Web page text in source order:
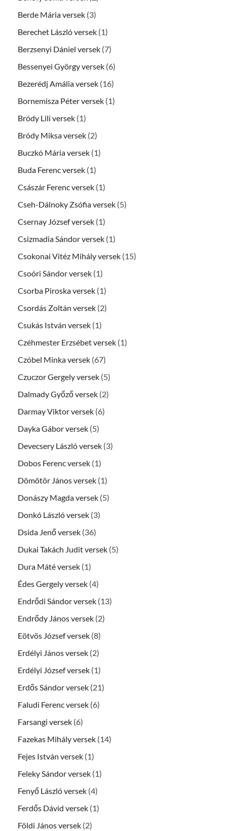
Berde Mária versek (3)
Berechet László versek (1)
Berzsenyi Dániel versek (7)
Bessenyei György versek (6)
Bezerédj Amália versek (16)
Bornemisza Péter versek (1)
Bródy Lili versek (1)
Bródy Miksa versek (2)
Buczkó Mária versek (1)
Buda Ferenc versek (1)
Császár Ferenc versek (1)
Cseh-Dálnoky Zsófia versek (5)
Csernay József versek (1)
Csizmadia Sándor versek (1)
Csokonai Vitéz Mihály versek (15)
Csoóri Sándor versek (1)
Csorba Piroska versek (1)
Csordás Zoltán versek (2)
Csukás István versek (1)
Czéhmester Erzsébet versek (1)
Czóbel Minka versek (67)
Czuczor Gergely versek (5)
Dalmady Győző versek (2)
Darmay Viktor versek (6)
Dayka Gábor versek (5)
Devecsery László versek (3)
Dobos Ferenc versek (1)
Dömötör János versek (1)
Donászy Magda versek (5)
Donkó László versek (3)
Dsida Jenő versek (36)
Dukai Takách Judit versek (5)
Dura Máté versek (1)
Édes Gergely versek (4)
Endrődi Sándor versek (13)
Endrődy János versek (2)
Eötvös József versek (8)
Erdélyi János versek (2)
Erdélyi József versek (1)
Erdős Sándor versek (21)
Faludi Ferenc versek (6)
Farsangi versek (6)
Fazekas Mihály versek (14)
Fejes István versek (1)
Feleky Sándor versek (1)
Fenyő László versek (4)
Ferdős Dávid versek (1)
Földi János versek (2)